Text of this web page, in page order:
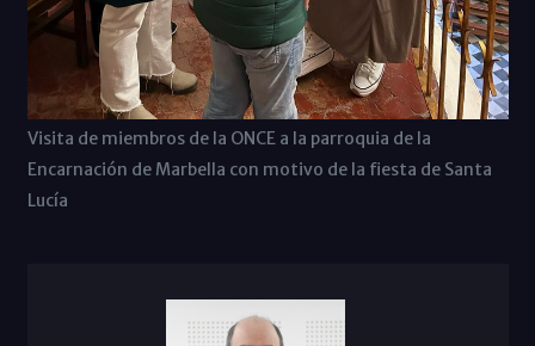
Visita de miembros de la ONCE a la parroquia de la
Encarnación de Marbella con motivo de la fiesta de Santa
Lucía